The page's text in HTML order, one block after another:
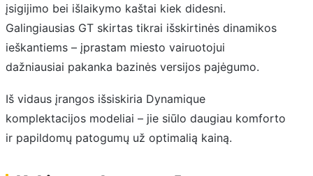
įsigijimo bei išlaikymo kaštai kiek didesni.
Galingiausias GT skirtas tikrai išskirtinės dinamikos
ieškantiems – įprastam miesto vairuotojui
dažniausiai pakanka bazinės versijos pajėgumo.
Iš vidaus įrangos išsiskiria Dynamique
komplektacijos modeliai – jie siūlo daugiau komforto
ir papildomų patogumų už optimalią kainą.